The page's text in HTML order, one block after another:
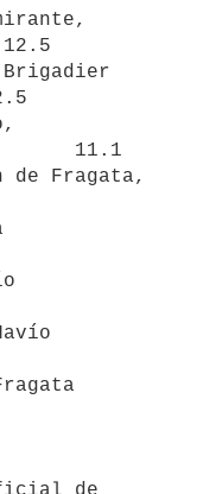
11.1
de Fragata,